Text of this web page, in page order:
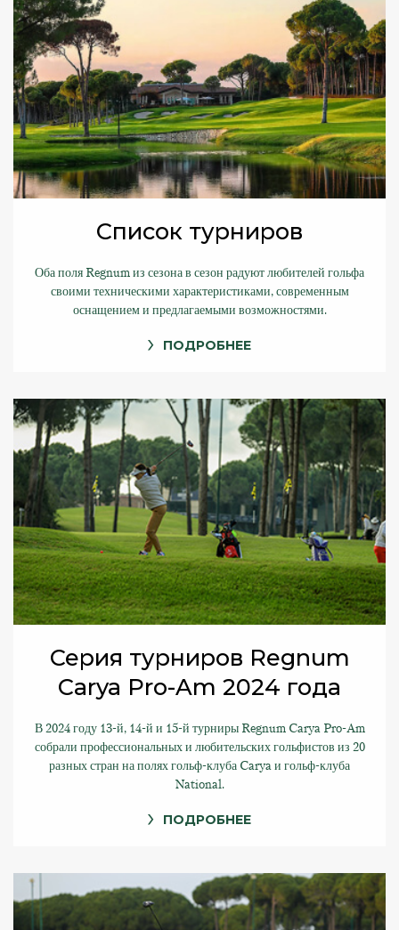
Список турниров
Оба поля Regnum из сезона в сезон радуют любителей гольфа
своими техническими характеристиками, современным
оснащением и предлагаемыми возможностями.
ПОДРОБНЕЕ
Серия турниров Regnum
Carya Pro-Am 2024 года
В 2024 году 13-й, 14-й и 15-й турниры Regnum Carya Pro-Am
собрали профессиональных и любительских гольфистов из 20
разных стран на полях гольф-клуба Carya и гольф-клуба
National.
ПОДРОБНЕЕ